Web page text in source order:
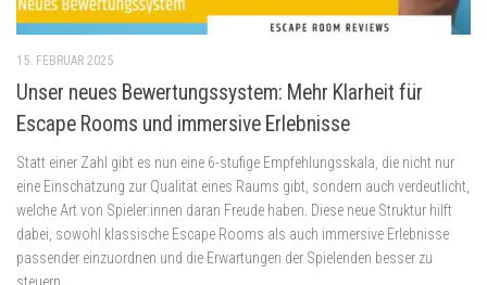
15. FEBRUAR 2025
Unser neues Bewertungssystem: Mehr Klarheit für
Escape Rooms und immersive Erlebnisse
Statt einer Zahl gibt es nun eine 6-stufige Empfehlungsskala, die nicht nur
eine Einschätzung zur Qualität eines Raums gibt, sondern auch verdeutlicht,
welche Art von Spieler:innen daran Freude haben. Diese neue Struktur hilft
dabei, sowohl klassische Escape Rooms als auch immersive Erlebnisse
passender einzuordnen und die Erwartungen der Spielenden besser zu